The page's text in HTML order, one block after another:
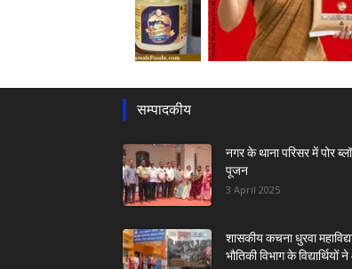
सम्पादकीय
नगर के थाना परिसर में पोर
पूजन
3 April 2025
शासकीय कचना धुरवा
भौतिकी विभाग के